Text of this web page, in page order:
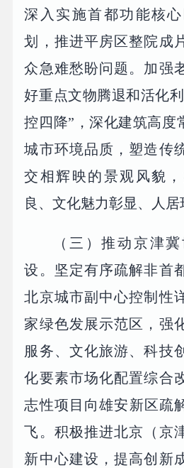
深入实施首都功能核
划，推进平房区整院成
众急难愁盼问题。加强
好重点文物腾退和活化
控四降”，深化建筑高度
城市环境品质，塑造传
交相辉映的景观风貌
良、文化魅力彰显、人居
（三）推动京津
设。坚定有序疏解非首
北京城市副中心控制性
家绿色发展示范区，强
服务、文化旅游、科技
化要素市场化配置综合
志性项目向雄安新区疏
飞。积极推进北京（京
新中心建设，提高创新